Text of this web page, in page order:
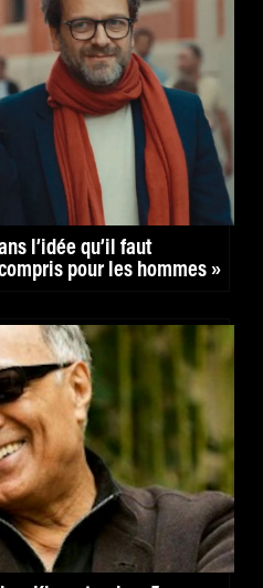
l’idée qu’il faut
pour les hommes »